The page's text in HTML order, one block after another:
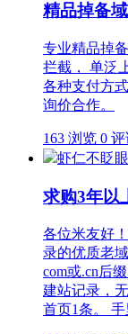
精品掉备
专业精品掉
拦截， 单泛
各种支付方
询价合作。
163 浏览 0
虾仁不眨眼
求购3年以
各位米友好
录的优质老
com或.cn后
建站记录，
首页1条。